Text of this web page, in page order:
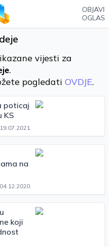
OBJAVI
OGLAS
vijesti za
.
pogledati OVDJE.
poticaj
KS
19.07.2021.
na
04.12.2020.
koji